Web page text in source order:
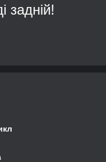
задній!